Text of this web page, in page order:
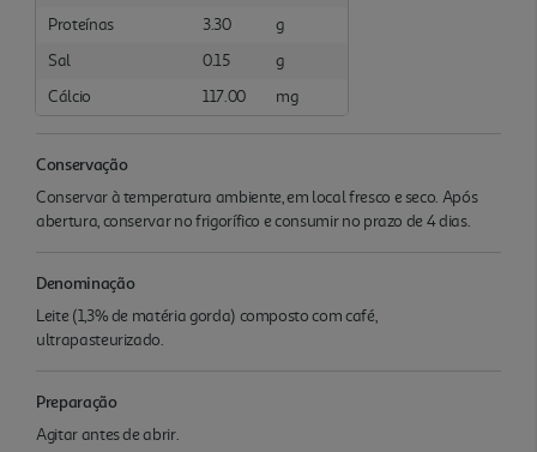
Proteínas
3.30
g
Sal
0.15
g
Cálcio
117.00 mg
Conservação
Conservar à temperatura ambiente, em local fresco e seco. Após
abertura, conservar no frigorífico e consumir no prazo de 4 dias.
Denominação
Leite (1,3% de matéria gorda) composto com café,
ultrapasteurizado.
Preparação
Agitar antes de abrir.